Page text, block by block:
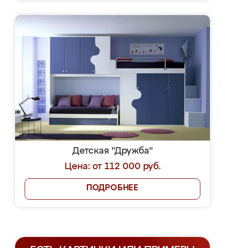
Детская "Дружба"
Цена: от 112 000 руб.
ПОДРОБНЕЕ